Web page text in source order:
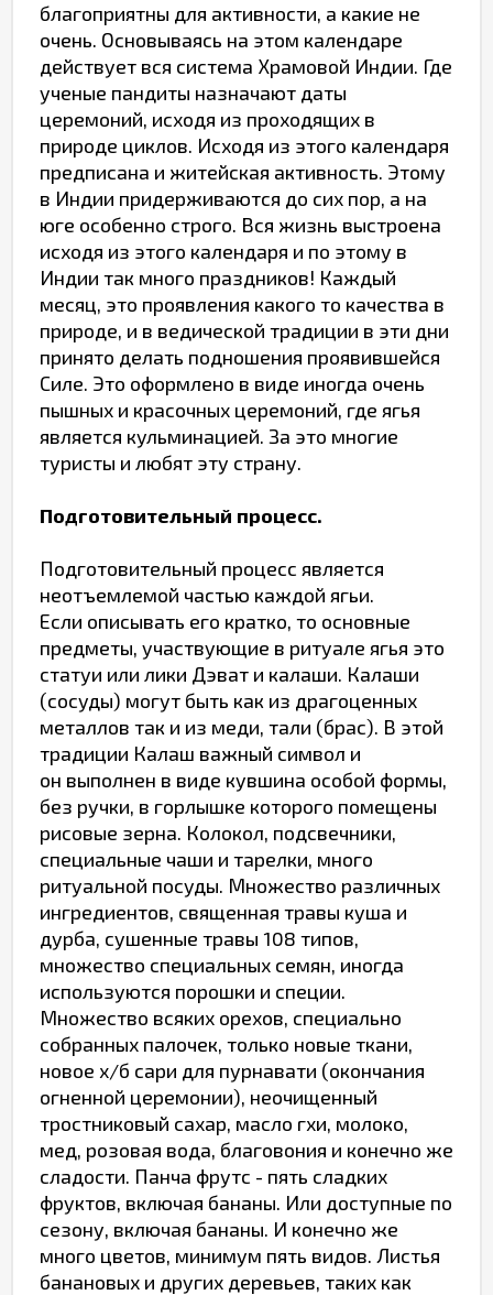
благоприятны для активности, а какие не
очень. Основываясь на этом календаре
действует вся система Храмовой Индии. Где
ученые пандиты назначают даты
церемоний, исходя из проходящих в
природе циклов. Исходя из этого календаря
предписана и житейская активность. Этому
в Индии придерживаются до сих пор, а на
юге особенно строго. Вся жизнь выстроена
исходя из этого календаря и по этому в
Индии так много праздников! Каждый
месяц, это проявления какого то качества в
природе, и в ведической традиции в эти дни
принято делать подношения проявившейся
Силе. Это оформлено в виде иногда очень
пышных и красочных церемоний, где ягья
является кульминацией. За это многие
туристы и любят эту страну.
Подготовительный процесс.
Подготовительный процесс является
неотъемлемой частью каждой ягьи.
Если описывать его кратко, то основные
предметы, участвующие в ритуале ягья это
статуи или лики Дэват и калаши. Калаши
(сосуды) могут быть как из драгоценных
металлов так и из меди, тали (брас). В этой
традиции Калаш важный символ и
он выполнен в виде кувшина особой формы,
без ручки, в горлышке которого помещены
рисовые зерна. Колокол, подсвечники,
специальные чаши и тарелки, много
ритуальной посуды. Множество различных
ингредиентов, священная травы куша и
дурба, сушенные травы 108 типов,
множество специальных семян, иногда
используются порошки и специи.
Множество всяких орехов, специально
собранных палочек, только новые ткани,
новое х/б сари для пурнавати (окончания
огненной церемонии), неочищенный
тростниковый сахар, масло гхи, молоко,
мед, розовая вода, благовония и конечно же
сладости. Панча фрутс - пять сладких
фруктов, включая бананы. Или доступные по
сезону, включая бананы. И конечно же
много цветов, минимум пять видов. Листья
банановых и других деревьев, таких как